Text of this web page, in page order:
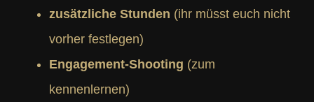
zusätzliche Stunden (ihr müsst euch nicht
vorher festlegen)
Engagement-Shooting (zum
kennenlernen)